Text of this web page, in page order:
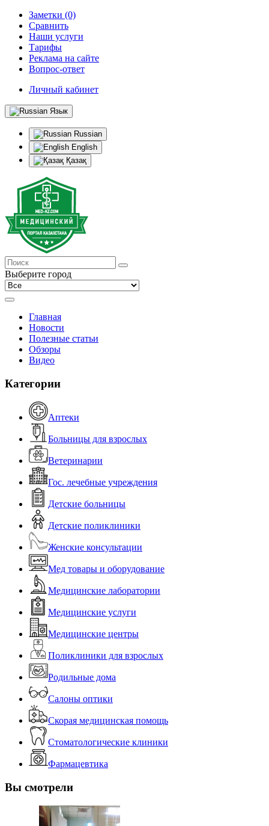
Заметки (0)
Сравнить
Наши услуги
Тарифы
Реклама на сайте
Вопрос-ответ
Личный кабинет
Язык
Russian
English
Қазақ
Выберите город
Главная
Новости
Полезные статьи
Обзоры
Видео
Категории
Аптеки
Больницы для взрослых
Ветеринарии
Гос. лечебные учреждения
Детские больницы
Детские поликлиники
Женские консультации
Мед товары и оборудование
Медицинские лаборатории
Медицинские услуги
Медицинские центры
Поликлиники для взрослых
Родильные дома
Салоны оптики
Скорая медицинская помощь
Стоматологические клиники
Фармацевтика
Вы смотрели